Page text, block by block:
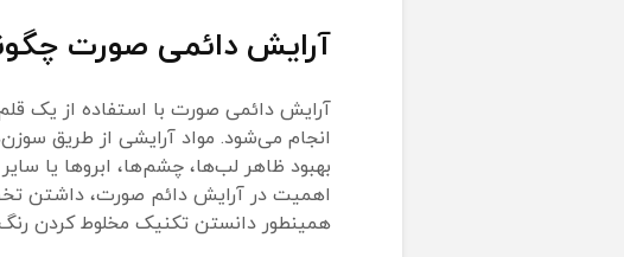
آرایش دائمی صورت
آرایش دائمی صورت با استفاده از
انجام می‌شود. مواد آرایشی از طریق
بهبود ظاهر لب‌ها، چشم‌ها، ابروها یا
اهمیت در آرایش دائم صورت، داشتن
همینطور دانستن تکنیک مخلوط کردن